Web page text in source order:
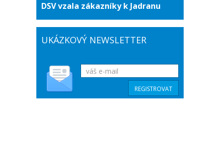
DSV vzala zákazníky k Jadranu
UKÁZKOVÝ NEWSLETTER